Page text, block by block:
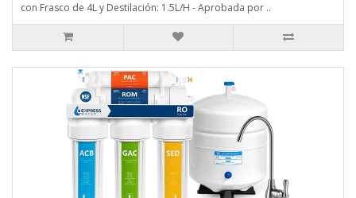
con Frasco de 4L y Destilación: 1.5L/H - Aprobada por ..